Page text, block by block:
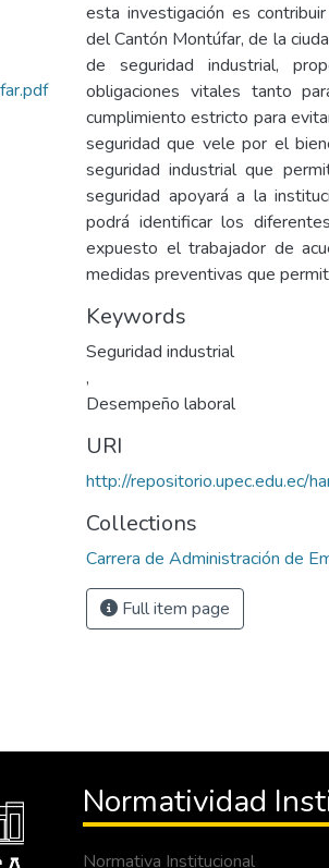
esta investigación es
del Cantón Montúfar, de la
de seguridad industrial,
obligaciones vitales tanto
cumplimiento estricto para
seguridad que vele por el
seguridad industrial que
seguridad apoyará a la
podrá identificar los
expuesto el trabajador de
medidas preventivas que
Keywords
Seguridad industrial
,
Desempeño laboral
URI
http://repositorio.upec.edu.ec/
Collections
Carrera de Administración de
Full item page
Normatividad
Normativa Institucional